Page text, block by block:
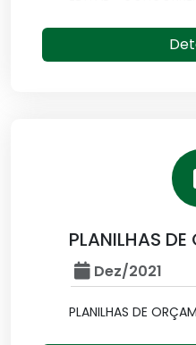
PLANILHAS
Dez/2021
PLANILHAS DE